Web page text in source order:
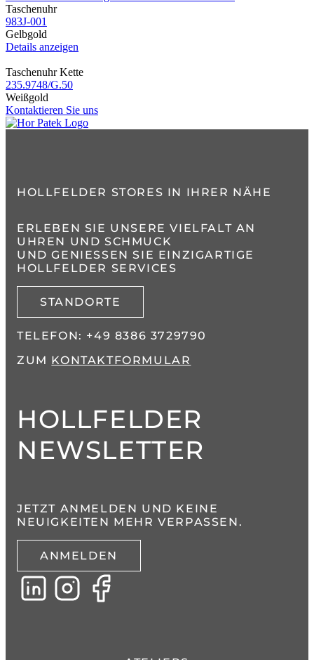
Taschenuhr
983J​-001
Gelbgold
Details anzeigen
Taschenuhr Kette
235.9748​/G.50
Weißgold
Kontaktieren Sie uns
HOLLFELDER STORES IN IHRER NÄHE
ERLEBEN SIE UNSERE VIELFALT AN
UHREN UND SCHMUCK
UND GENIESSEN SIE EINZIGARTIGE H
OLLFELDER SERVICES
STANDORTE
TELEFON: +49 8386 3729790
ZUM KONTAKTFORMULAR
HOLLFELDER
NEWSLETTER
JETZT ANMELDEN UND KEINE
NEUIGKEITEN MEHR VERPASSEN.
ANMELDEN